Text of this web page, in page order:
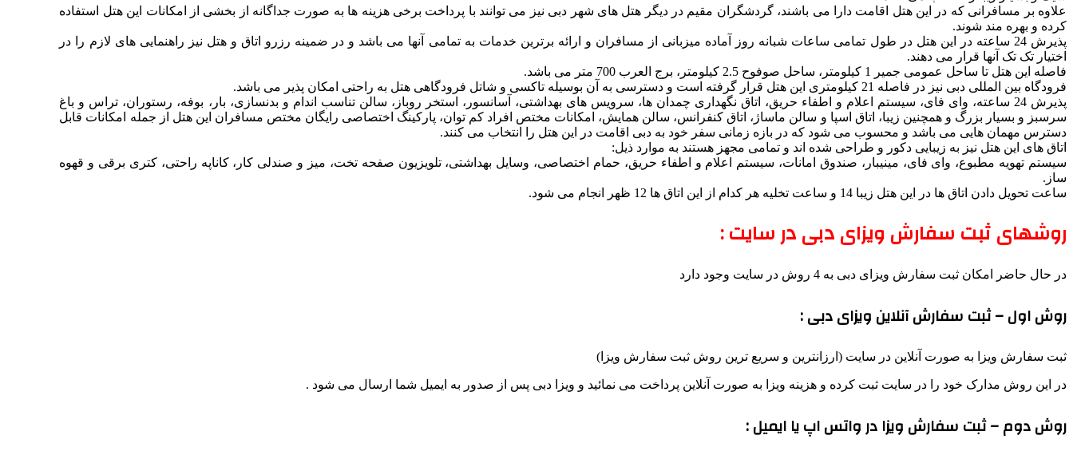
علاوه بر مسافرانی که در این هتل اقامت دارا می باشند، گردشگران مقیم در دیگر هتل های شهر دبی نیز می توانند با پرداخت برخی هزینه ها به صورت جداگانه از بخشی از امکانات این هتل استفاده
کرده و بهره مند شوند.
پذیرش 24 ساعته در این هتل در طول تمامی ساعات شبانه روز آماده میزبانی از مسافران و ارائه برترین خدمات به تمامی آنها می باشد و در ضمینه رزرو اتاق و هتل نیز راهنمایی های لازم را در
اختیار تک تک آنها قرار می دهند.
فاصله این هتل تا ساحل عمومی جمیر 1 کیلومتر، ساحل صوفوح 2.5 کیلومتر، برج العرب 700 متر می باشد.
فرودگاه بین المللی دبی نیز در فاصله 21 کیلومتری این هتل قرار گرفته است و دسترسی به آن بوسیله تاکسی و شاتل فرودگاهی هتل به راحتی امکان پذیر می باشد.
پذیرش 24 ساعته، وای فای، سیستم اعلام و اطفاء حریق، اتاق نگهداری چمدان ها، سرویس های بهداشتی، آسانسور، استخر روباز، سالن تناسب اندام و بدنسازی، بار، بوفه، رستوران، تراس و باغ
سرسبز و بسیار بزرگ و همچنین زیبا، اتاق اسپا و سالن ماساژ، اتاق کنفرانس، سالن همایش، امکانات مختص افراد کم توان، پارکینگ اختصاصی رایگان مختص مسافران این هتل از جمله امکانات قابل
دسترس مهمان هایی می باشد و محسوب می شود که در بازه زمانی سفر خود به دبی اقامت در این هتل را انتخاب می کنند.
اتاق های این هتل نیز به زیبایی دکور و طراحی شده اند و تمامی مجهز هستند به موارد ذیل:
سیستم تهویه مطبوع، وای فای، مینیبار، صندوق امانات، سیستم اعلام و اطفاء حریق، حمام اختصاصی، وسایل بهداشتی، تلویزیون صفحه تخت، میز و صندلی کار، کاناپه راحتی، کتری برقی و قهوه
ساز.
ساعت تحویل دادن اتاق ها در این هتل زیبا 14 و ساعت تخلیه هر کدام از این اتاق ها 12 ظهر انجام می شود.
روشهای ثبت سفارش ویزای دبی در سایت :
در حال حاضر امکان ثبت سفارش ویزای دبی به 4 روش در سایت وجود دارد
روش اول – ثبت سفارش آنلاین ویزای دبی :
ثبت سفارش ویزا به صورت آنلاین در سایت (ارزانترین و سریع ترین روش ثبت سفارش ویزا)
در این روش مدارک خود را در سایت ثبت کرده و هزینه ویزا به صورت آنلاین پرداخت می نمائید و ویزا دبی پس از صدور به ایمیل شما ارسال می شود .
روش دوم – ثبت سفارش ویزا در واتس اپ یا ایمیل :